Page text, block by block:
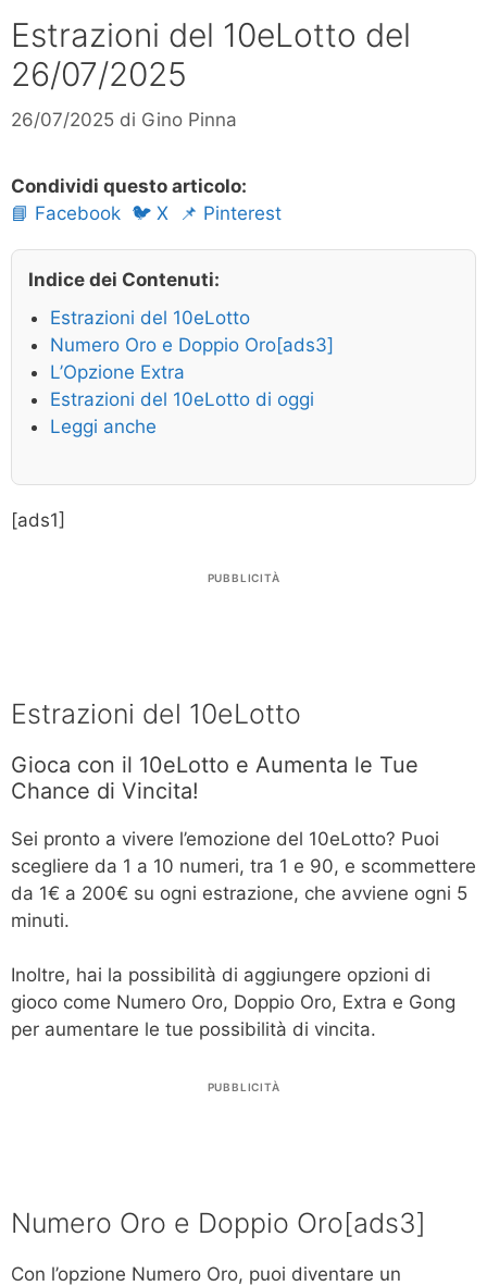
Estrazioni del 10eLotto del
26/07/2025
26/07/2025 di Gino Pinna
Condividi questo articolo:
📘 Facebook 🐦 X 📌 Pinterest
Indice dei Contenuti:
Estrazioni del 10eLotto
Numero Oro e Doppio Oro[ads3]
L’Opzione Extra
Estrazioni del 10eLotto di oggi
Leggi anche
[ads1]
PUBBLICITÀ
Estrazioni del 10eLotto
Gioca con il 10eLotto e Aumenta le Tue
Chance di Vincita!
Sei pronto a vivere l’emozione del 10eLotto? Puoi
scegliere da 1 a 10 numeri, tra 1 e 90, e scommettere
da 1€ a 200€ su ogni estrazione, che avviene ogni 5
minuti.
Inoltre, hai la possibilità di aggiungere opzioni di
gioco come Numero Oro, Doppio Oro, Extra e Gong
per aumentare le tue possibilità di vincita.
PUBBLICITÀ
Numero Oro e Doppio Oro[ads3]
Con l’opzione Numero Oro, puoi diventare un